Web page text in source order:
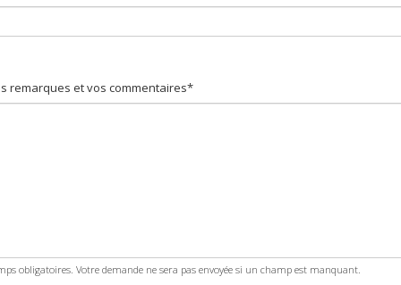
remarques et vos commentaires*
obligatoires. Votre demande ne sera pas envoyée si un champ est manquant.